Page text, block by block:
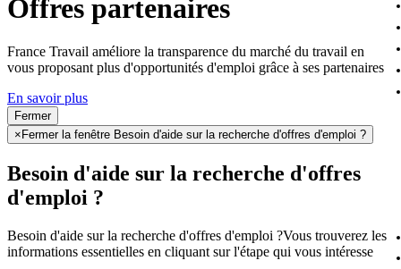
Offres partenaires
France Travail améliore la transparence du marché du travail en
vous proposant plus d'opportunités d'emploi grâce à ses partenaires
En savoir plus
Fermer
× Fermer la fenêtre Besoin d'aide sur la recherche d'offres d'emploi ?
Besoin d'aide sur la recherche d'offres
d'emploi ?
Besoin d'aide sur la recherche d'offres d'emploi ?Vous trouverez les
informations essentielles en cliquant sur l'étape qui vous intéresse